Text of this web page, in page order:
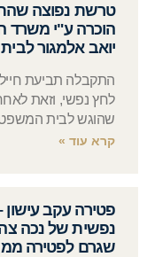
טרשת נפוצה
הוכרה ע"י משרד
יואב אלמגור
התקבלה תביעת
לחץ נפשי, וזאת
שהוגש לבית המשפט
קרא עוד »
פטירה עקב עישון
נפשית של נכה
שגרם לפטירה